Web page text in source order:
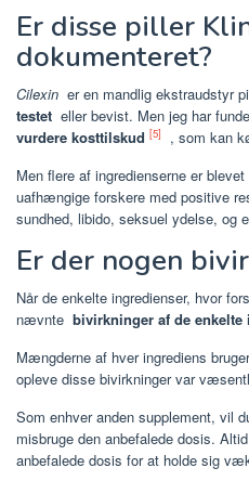
Er disse piller
dokumenteret?
Cilexin er en mandlig ekstraudstyr
testet eller bevist. Men jeg har
vurdere kosttilskud [5]
, som kan
Men flere af ingredienserne er
uafhængige forskere med positive
sundhed, libido, seksuel ydelse, og
Er der nogen
Når de enkelte ingredienser, hvor
nævnte bivirkninger af de enkelte
Mængderne af hver ingrediens
opleve disse bivirkninger var
Som enhver anden supplement, vil
misbruge den anbefalede dosis.
anbefalede dosis for at holde sig